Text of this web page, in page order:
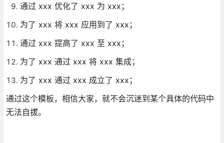
通过 xxx 优化了 xxx 为 xxx；
为了 xxx 将 xxx 应用到了 xxx；
通过 xxx 提高了 xxx 至 xxx；
为了 xxx 通过 xxx 将 xxx 集成；
为了 xxx 通过 xxx 成立了 xxx；
通过这个模板，相信大家，就不会沉迷到某个具体的代码中
无法自拔。